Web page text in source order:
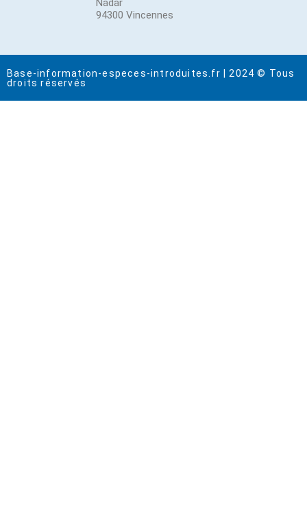
Nadar
94300 Vincennes
Base-information-especes-introduites.fr | 2024 © Tous
droits réservés